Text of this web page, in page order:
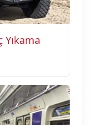
Yıkama